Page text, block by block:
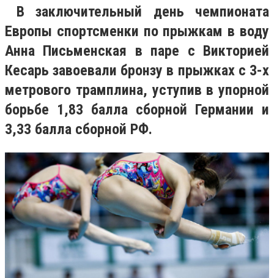
В заключительный день чемпионата
Европы спортсменки по прыжкам в воду
Анна Письменская в паре с Викторией
Кесарь завоевали бронзу в прыжках с 3-х
метрового трамплина, уступив в упорной
борьбе 1,83 балла сборной Германии и
3,33 балла сборной РФ.